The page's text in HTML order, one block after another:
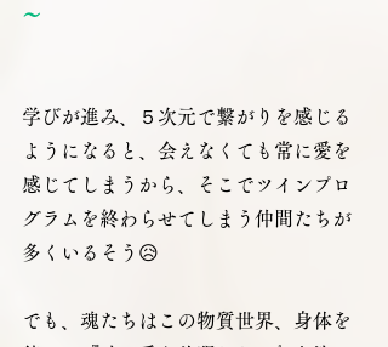
～
学びが進み、５次元で繋がりを感じる
ようになると、会えなくても常に愛を
感じてしまうから、そこでツインプロ
グラムを終わらせてしまう仲間たちが
多くいるそう😥
でも、魂たちはこの物質世界、身体を